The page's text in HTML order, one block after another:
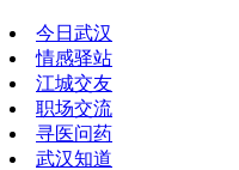
今日武汉
情感驿站
江城交友
职场交流
寻医问药
武汉知道